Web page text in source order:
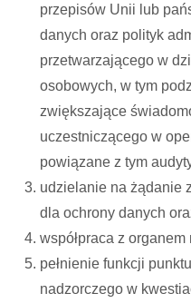
przepisów Unii lub
danych oraz polityk
przetwarzającego w
osobowych, w tym
zwiększające
uczestniczącego w
powiązane z tym
udzielanie na żądanie
dla ochrony danych
współpraca z organem
pełnienie funkcji
nadzorczego w